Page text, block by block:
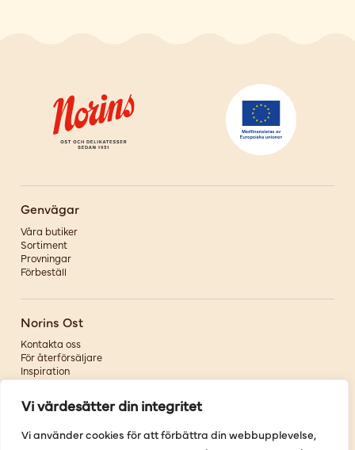
Vi värdesätter din integritet
Vi använder cookies för att förbättra din webbupplevelse,
Genvägar
Våra butiker
Sortiment
Provningar
Förbeställ
Norins Ost
Kontakta oss
För återförsäljare
Inspiration
Om oss
Följ oss